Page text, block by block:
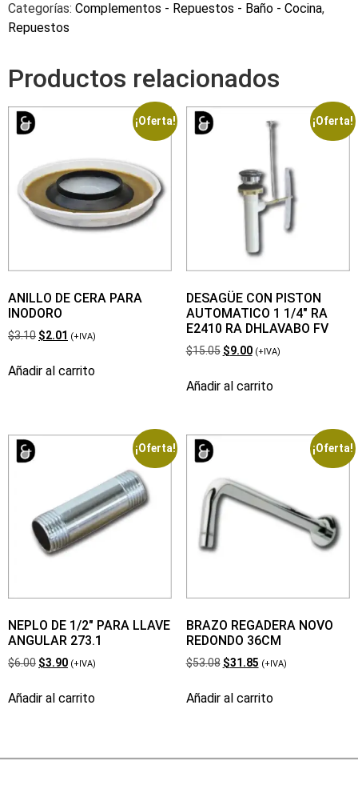
Categorías: Complementos - Repuestos - Baño - Cocina,
Repuestos
Productos relacionados
¡Oferta!
ANILLO DE CERA PARA
INODORO
$3.10 $2.01 (+IVA)
Añadir al carrito
¡Oferta!
DESAGÜE CON PISTON
AUTOMATICO 1 1/4″ RA
E2410 RA DHLAVABO FV
$15.05 $9.00 (+IVA)
Añadir al carrito
¡Oferta!
NEPLO DE 1/2″ PARA LLAVE
ANGULAR 273.1
$6.00 $3.90 (+IVA)
Añadir al carrito
¡Oferta!
BRAZO REGADERA NOVO
REDONDO 36CM
$53.08 $31.85 (+IVA)
Añadir al carrito